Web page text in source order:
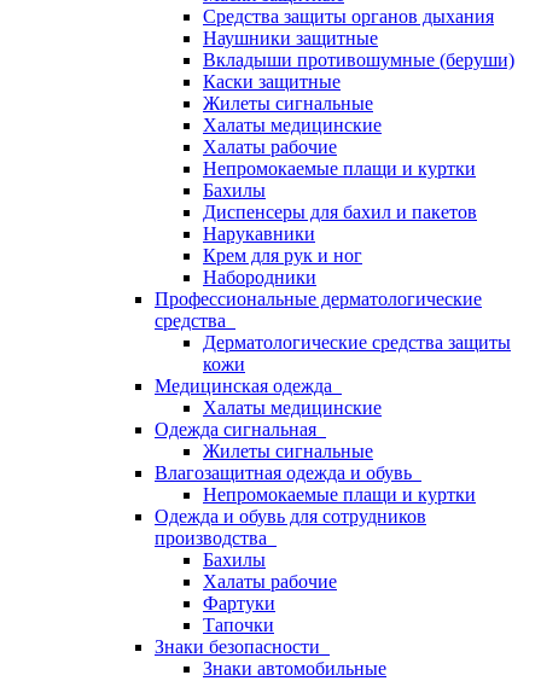
Средства защиты органов дыхания
Наушники защитные
Вкладыши противошумные (беруши)
Каски защитные
Жилеты сигнальные
Халаты медицинские
Халаты рабочие
Непромокаемые плащи и куртки
Бахилы
Диспенсеры для бахил и пакетов
Нарукавники
Крем для рук и ног
Набородники
Профессиональные дерматологические
средства
Дерматологические средства защиты
кожи
Медицинская одежда
Халаты медицинские
Одежда сигнальная
Жилеты сигнальные
Влагозащитная одежда и обувь
Непромокаемые плащи и куртки
Одежда и обувь для сотрудников
производства
Бахилы
Халаты рабочие
Фартуки
Тапочки
Знаки безопасности
Знаки автомобильные